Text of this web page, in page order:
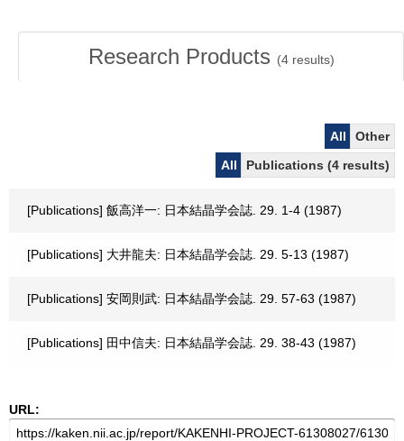
Research Products (4results)
All
Other
All
Publications (4 results)
[Publications] 飯高洋一: 日本結晶学会誌. 29. 1-4 (1987)
[Publications] 大井龍夫: 日本結晶学会誌. 29. 5-13 (1987)
[Publications] 安岡則武: 日本結晶学会誌. 29. 57-63 (1987)
[Publications] 田中信夫: 日本結晶学会誌. 29. 38-43 (1987)
URL: